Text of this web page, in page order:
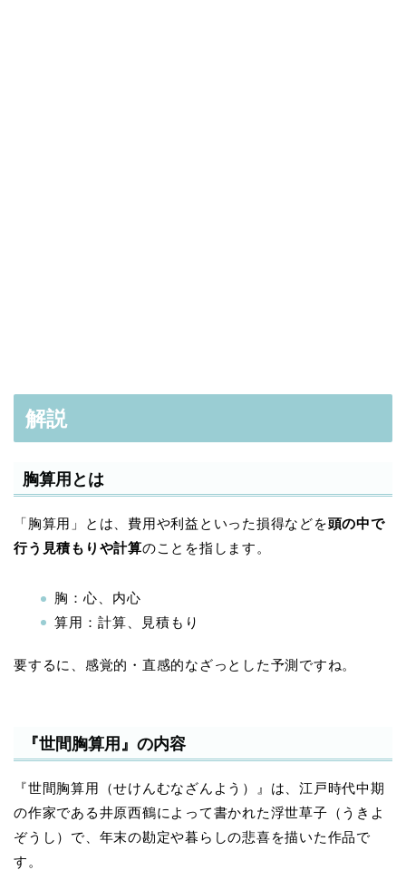
解説
胸算用とは
「胸算用」とは、費用や利益といった損得などを頭の中で
行う見積もりや計算のことを指します。
胸：心、内心
算用：計算、見積もり
要するに、感覚的・直感的なざっとした予測ですね。
『世間胸算用』の内容
『世間胸算用（せけんむなざんよう）』は、江戸時代中期
の作家である井原西鶴によって書かれた浮世草子（うきよ
ぞうし）で、年末の勘定や暮らしの悲喜を描いた作品で
す。